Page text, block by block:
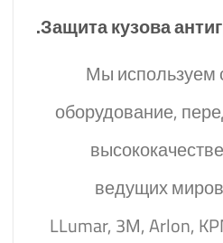
Защита кузова
Мы используем
оборудование,
ведущих
LLumar, 3М, Arlon,